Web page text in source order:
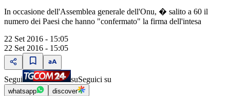
In occasione dell'Assemblea generale dell'Onu, � salito a 60 il
numero dei Paesi che hanno "confermato" la firma dell'intesa
22 Set 2016 - 15:05
22 Set 2016 - 15:05
Segui suSeguici su
whatsapp discover